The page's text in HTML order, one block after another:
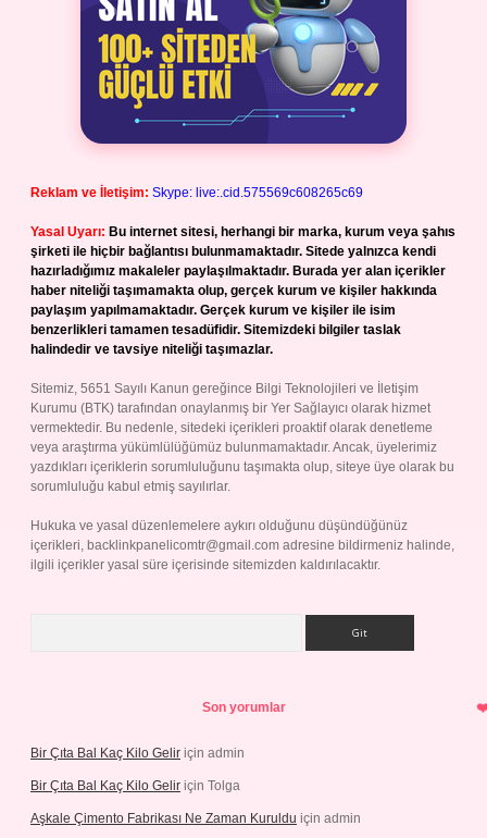
Reklam ve İletişim: Skype: live:.cid.575569c608265c69
Yasal Uyarı: Bu internet sitesi, herhangi bir marka, kurum veya şahıs
şirketi ile hiçbir bağlantısı bulunmamaktadır. Sitede yalnızca kendi
hazırladığımız makaleler paylaşılmaktadır. Burada yer alan içerikler
haber niteliği taşımamakta olup, gerçek kurum ve kişiler hakkında
paylaşım yapılmamaktadır. Gerçek kurum ve kişiler ile isim
benzerlikleri tamamen tesadüfidir. Sitemizdeki bilgiler taslak
halindedir ve tavsiye niteliği taşımazlar.
Sitemiz, 5651 Sayılı Kanun gereğince Bilgi Teknolojileri ve İletişim
Kurumu (BTK) tarafından onaylanmış bir Yer Sağlayıcı olarak hizmet
vermektedir. Bu nedenle, sitedeki içerikleri proaktif olarak denetleme
veya araştırma yükümlülüğümüz bulunmamaktadır. Ancak, üyelerimiz
yazdıkları içeriklerin sorumluluğunu taşımakta olup, siteye üye olarak bu
sorumluluğu kabul etmiş sayılırlar.
Hukuka ve yasal düzenlemelere aykırı olduğunu düşündüğünüz
içerikleri, backlinkpanelicomtr@gmail.com adresine bildirmeniz halinde,
ilgili içerikler yasal süre içerisinde sitemizden kaldırılacaktır.
Son yorumlar
Bir Çıta Bal Kaç Kilo Gelir için admin
Bir Çıta Bal Kaç Kilo Gelir için Tolga
Aşkale Çimento Fabrikası Ne Zaman Kuruldu için admin